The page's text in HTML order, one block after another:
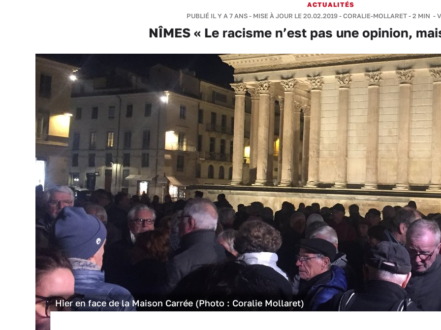
ACTUALITÉS
PUBLIÉ IL Y A 7 ANS - MISE À JOUR LE 20.02.2019 -CORALIE-MOLLARET-2 MIN -
NÎMES « Le racisme n’est pas une opinion,
Hier en face de la Maison Carrée (Photo : Coralie Mollaret)